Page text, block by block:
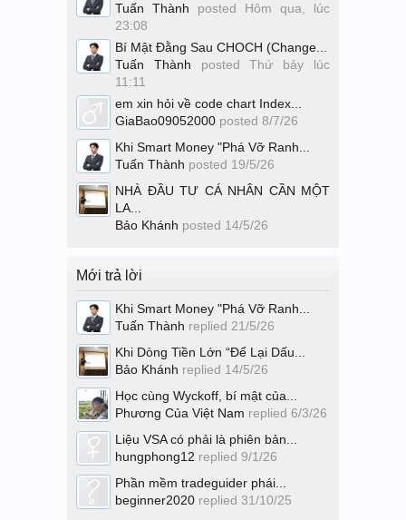
Tuấn Thành posted Hôm qua, lúc
23:08
Bí Mật Đằng Sau CHOCH (Change...
Tuấn Thành postedThứ bảy lúc
11:11
em xin hỏi về code chart Index...
GiaBao09052000 posted 8/7/26
Khi Smart Money "Phá Vỡ Ranh...
Tuấn Thành posted 19/5/26
NHÀ ĐẦU TƯ CÁ NHÂN CẦN MỘT
LA...
Bảo Khánh posted 14/5/26
Mới trả lời
Khi Smart Money "Phá Vỡ Ranh...
Tuấn Thành replied 21/5/26
Khi Dòng Tiền Lớn “Để Lại Dấu...
Bảo Khánh replied 14/5/26
Học cùng Wyckoff, bí mật của...
Phương Của Việt Nam replied 6/3/26
Liệu VSA có phải là phiên bản...
hungphong12 replied 9/1/26
Phần mềm tradeguider phái...
beginner2020 replied 31/10/25